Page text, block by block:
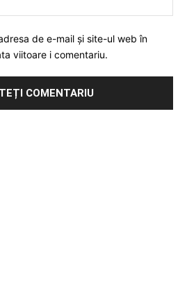
de e-mail și site-ul web în
viitoare i comentariu.